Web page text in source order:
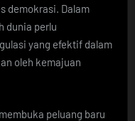
demokrasi. Dalam
dunia perlu
yang efektif dalam
oleh kemajuan
peluang baru